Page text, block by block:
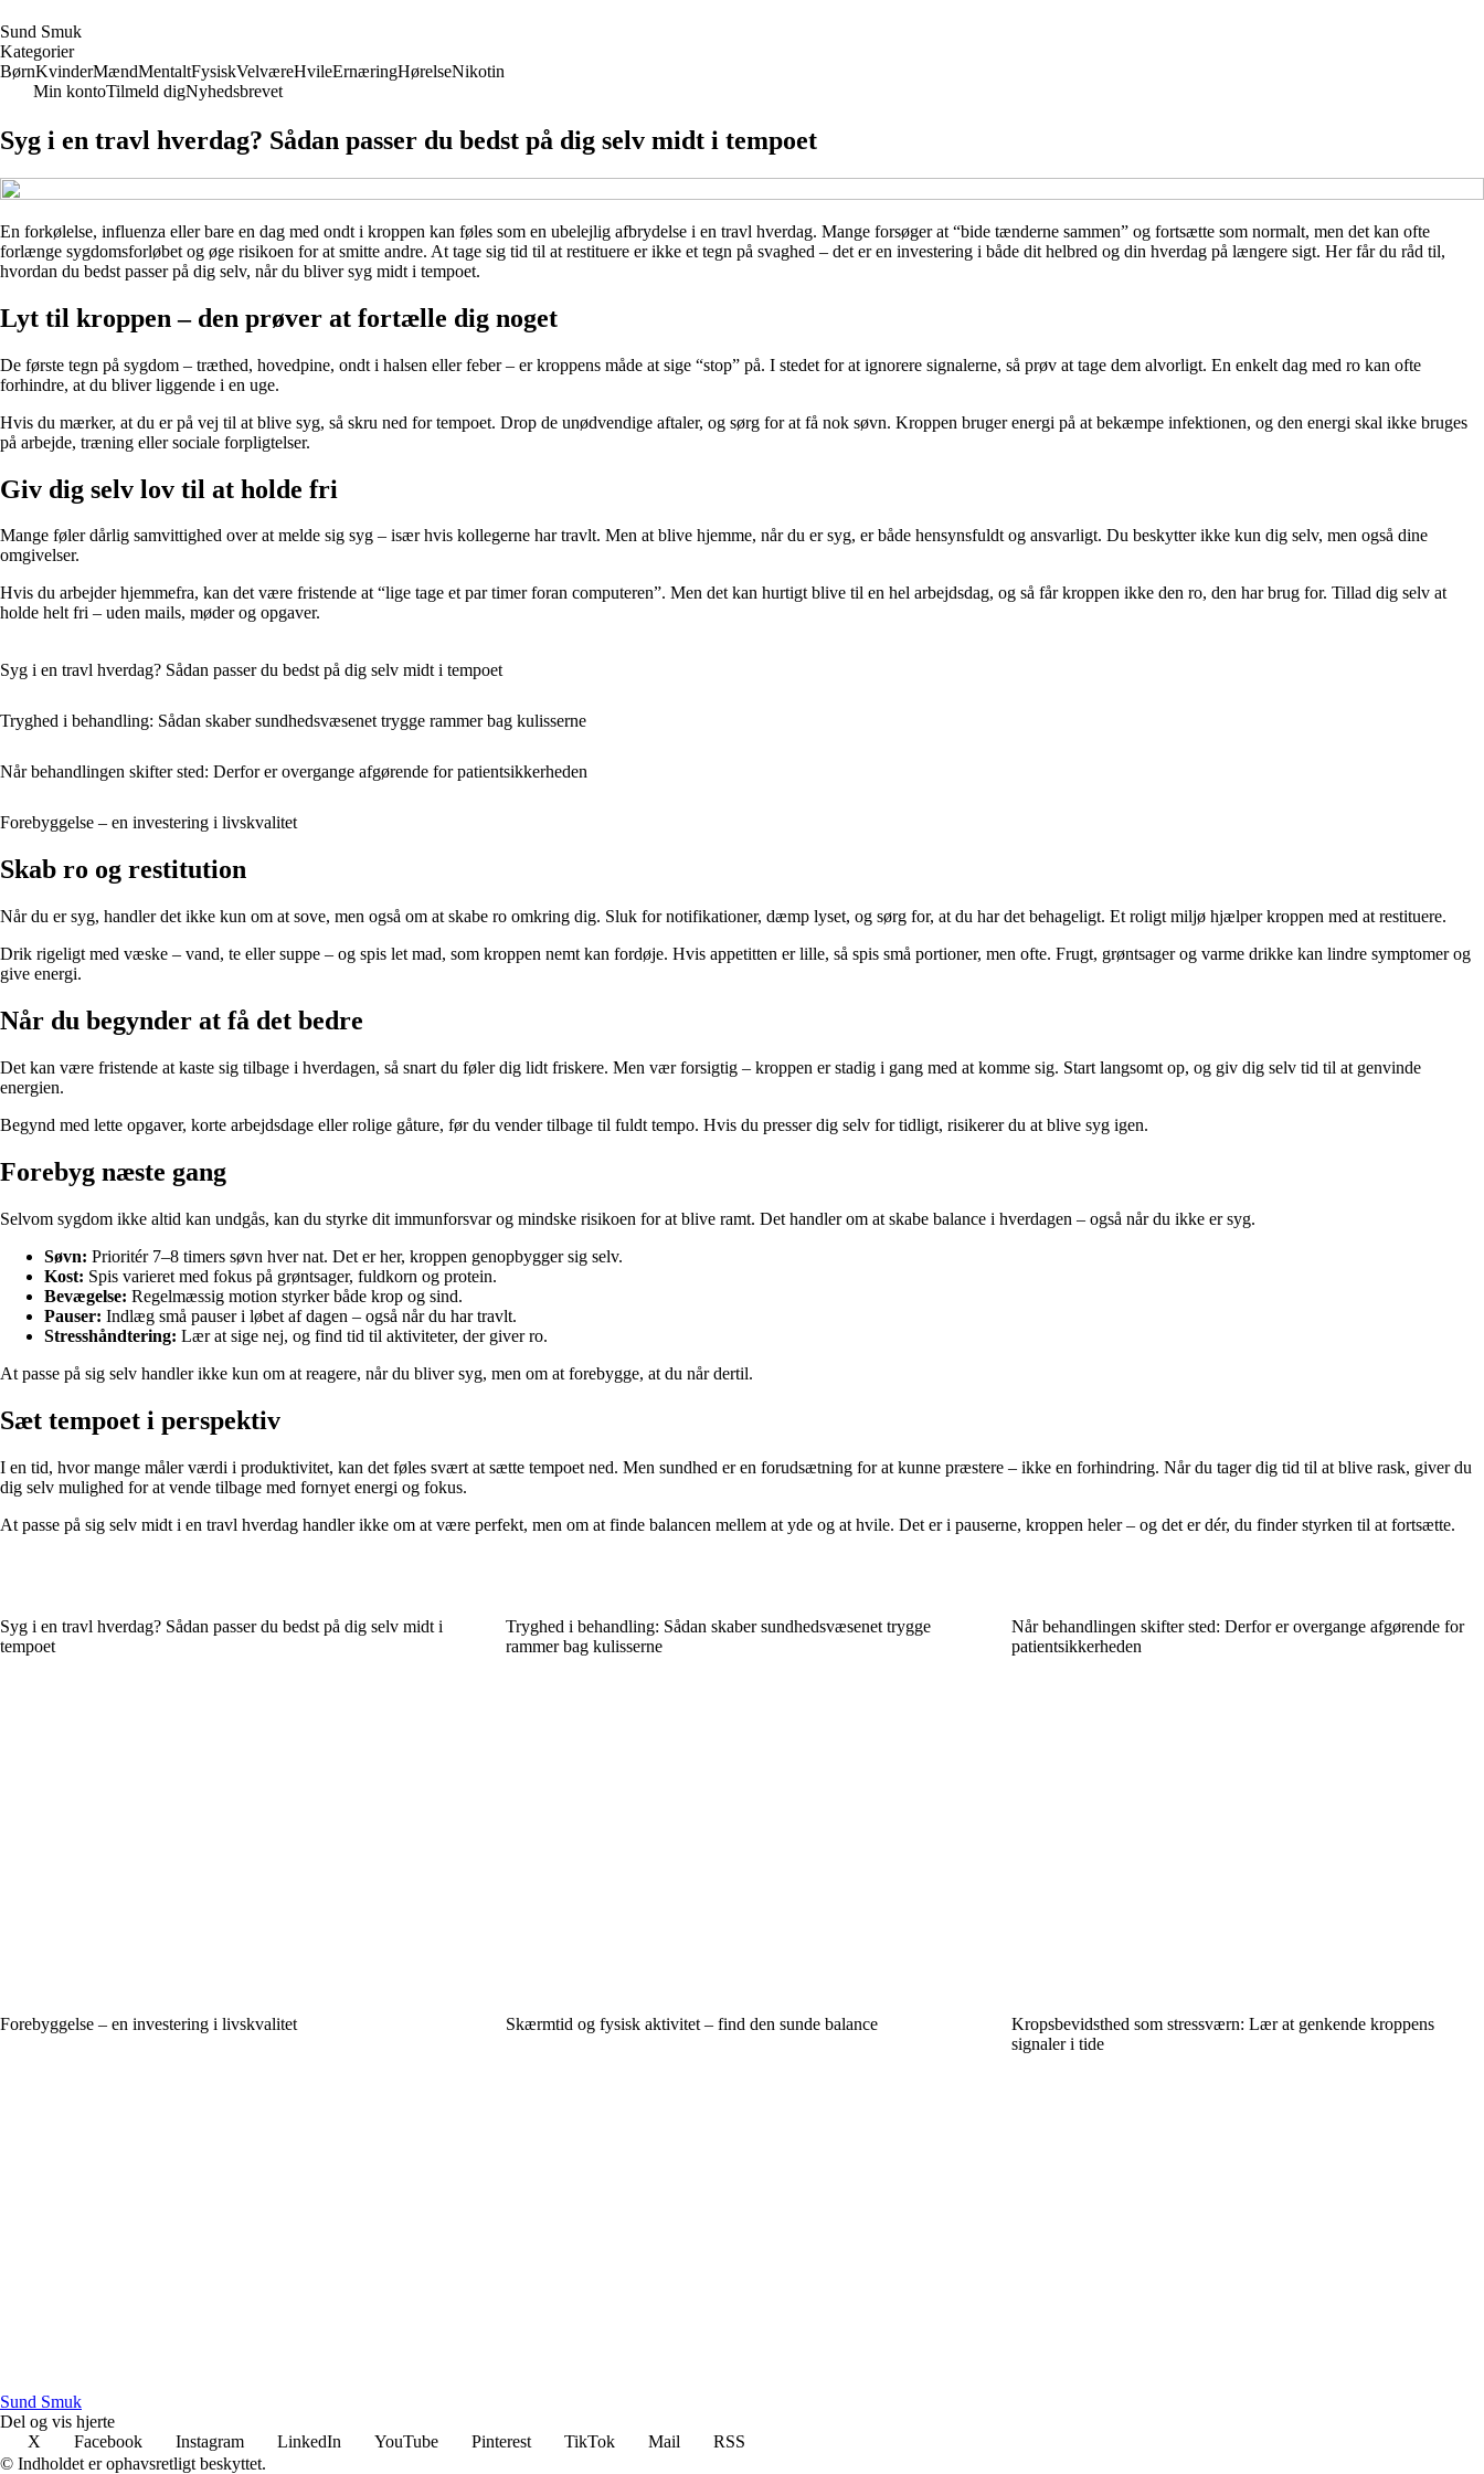
Sund Smuk
Kategorier
BørnKvinderMændMentaltFysiskVelværeHvileErnæringHørelseNikotin
Min kontoTilmeld digNyhedsbrevet
Syg i en travl hverdag? Sådan passer du bedst på dig selv midt i tempoet
En forkølelse, influenza eller bare en dag med ondt i kroppen kan føles som en ubelejlig afbrydelse i en travl hverdag. Mange forsøger at “bide tænderne sammen” og fortsætte som normalt, men det kan ofte
forlænge sygdomsforløbet og øge risikoen for at smitte andre. At tage sig tid til at restituere er ikke et tegn på svaghed – det er en investering i både dit helbred og din hverdag på længere sigt. Her får du råd til,
hvordan du bedst passer på dig selv, når du bliver syg midt i tempoet.
Lyt til kroppen – den prøver at fortælle dig noget
De første tegn på sygdom – træthed, hovedpine, ondt i halsen eller feber – er kroppens måde at sige “stop” på. I stedet for at ignorere signalerne, så prøv at tage dem alvorligt. En enkelt dag med ro kan ofte
forhindre, at du bliver liggende i en uge.
Hvis du mærker, at du er på vej til at blive syg, så skru ned for tempoet. Drop de unødvendige aftaler, og sørg for at få nok søvn. Kroppen bruger energi på at bekæmpe infektionen, og den energi skal ikke bruges
på arbejde, træning eller sociale forpligtelser.
Giv dig selv lov til at holde fri
Mange føler dårlig samvittighed over at melde sig syg – især hvis kollegerne har travlt. Men at blive hjemme, når du er syg, er både hensynsfuldt og ansvarligt. Du beskytter ikke kun dig selv, men også dine
omgivelser.
Hvis du arbejder hjemmefra, kan det være fristende at “lige tage et par timer foran computeren”. Men det kan hurtigt blive til en hel arbejdsdag, og så får kroppen ikke den ro, den har brug for. Tillad dig selv at
holde helt fri – uden mails, møder og opgaver.
Syg i en travl hverdag? Sådan passer du bedst på dig selv midt i tempoet
Tryghed i behandling: Sådan skaber sundhedsvæsenet trygge rammer bag kulisserne
Når behandlingen skifter sted: Derfor er overgange afgørende for patientsikkerheden
Forebyggelse – en investering i livskvalitet
Skab ro og restitution
Når du er syg, handler det ikke kun om at sove, men også om at skabe ro omkring dig. Sluk for notifikationer, dæmp lyset, og sørg for, at du har det behageligt. Et roligt miljø hjælper kroppen med at restituere.
Drik rigeligt med væske – vand, te eller suppe – og spis let mad, som kroppen nemt kan fordøje. Hvis appetitten er lille, så spis små portioner, men ofte. Frugt, grøntsager og varme drikke kan lindre symptomer og
give energi.
Når du begynder at få det bedre
Det kan være fristende at kaste sig tilbage i hverdagen, så snart du føler dig lidt friskere. Men vær forsigtig – kroppen er stadig i gang med at komme sig. Start langsomt op, og giv dig selv tid til at genvinde
energien.
Begynd med lette opgaver, korte arbejdsdage eller rolige gåture, før du vender tilbage til fuldt tempo. Hvis du presser dig selv for tidligt, risikerer du at blive syg igen.
Forebyg næste gang
Selvom sygdom ikke altid kan undgås, kan du styrke dit immunforsvar og mindske risikoen for at blive ramt. Det handler om at skabe balance i hverdagen – også når du ikke er syg.
Søvn: Prioritér 7–8 timers søvn hver nat. Det er her, kroppen genopbygger sig selv.
Kost: Spis varieret med fokus på grøntsager, fuldkorn og protein.
Bevægelse: Regelmæssig motion styrker både krop og sind.
Pauser: Indlæg små pauser i løbet af dagen – også når du har travlt.
Stresshåndtering: Lær at sige nej, og find tid til aktiviteter, der giver ro.
At passe på sig selv handler ikke kun om at reagere, når du bliver syg, men om at forebygge, at du når dertil.
Sæt tempoet i perspektiv
I en tid, hvor mange måler værdi i produktivitet, kan det føles svært at sætte tempoet ned. Men sundhed er en forudsætning for at kunne præstere – ikke en forhindring. Når du tager dig tid til at blive rask, giver du
dig selv mulighed for at vende tilbage med fornyet energi og fokus.
At passe på sig selv midt i en travl hverdag handler ikke om at være perfekt, men om at finde balancen mellem at yde og at hvile. Det er i pauserne, kroppen heler – og det er dér, du finder styrken til at fortsætte.
Syg i en travl hverdag? Sådan passer du bedst på dig selv midt i
tempoet
Tryghed i behandling: Sådan skaber sundhedsvæsenet trygge
rammer bag kulisserne
Når behandlingen skifter sted: Derfor er overgange afgørende for
patientsikkerheden
Forebyggelse – en investering i livskvalitet Skærmtid og fysisk aktivitet – find den sunde balance
Kropsbevidsthed som stressværn: Lær at genkende kroppens
signaler i tide
Sund Smuk
Del og vis hjerte
X
Facebook Instagram LinkedIn YouTube Pinterest TikTok Mail
RSS
© Indholdet er ophavsretligt beskyttet.